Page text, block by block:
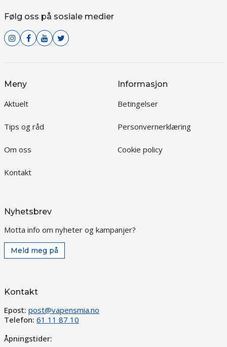
Følg oss på sosiale medier
Meny
Aktuelt
Tips og råd
Om oss
Kontakt
Informasjon
Betingelser
Personvernerklæring
Cookie policy
Nyhetsbrev
Motta info om nyheter og kampanjer?
Meld meg på
Kontakt
Epost: post@vapensmia.no
Telefon: 61 11 87 10
Åpningstider: